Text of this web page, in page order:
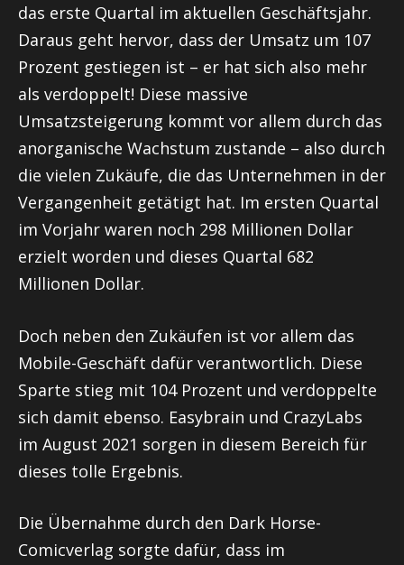
das erste Quartal im aktuellen Geschäftsjahr.
Daraus geht hervor, dass der Umsatz um 107
Prozent gestiegen ist – er hat sich also mehr
als verdoppelt! Diese massive
Umsatzsteigerung kommt vor allem durch das
anorganische Wachstum zustande – also durch
die vielen Zukäufe, die das Unternehmen in der
Vergangenheit getätigt hat. Im ersten Quartal
im Vorjahr waren noch 298 Millionen Dollar
erzielt worden und dieses Quartal 682
Millionen Dollar.
Doch neben den Zukäufen ist vor allem das
Mobile-Geschäft dafür verantwortlich. Diese
Sparte stieg mit 104 Prozent und verdoppelte
sich damit ebenso. Easybrain und CrazyLabs
im August 2021 sorgen in diesem Bereich für
dieses tolle Ergebnis.
Die Übernahme durch den Dark Horse-
Comicverlag sorgte dafür, dass im